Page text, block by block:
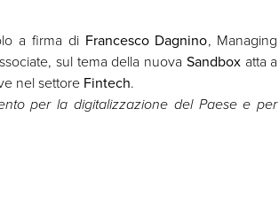
a firma di Francesco Dagnino, Managing
sul tema della nuova Sandboxatta a
nel settore Fintech.
per la digitalizzazione del Paese e per